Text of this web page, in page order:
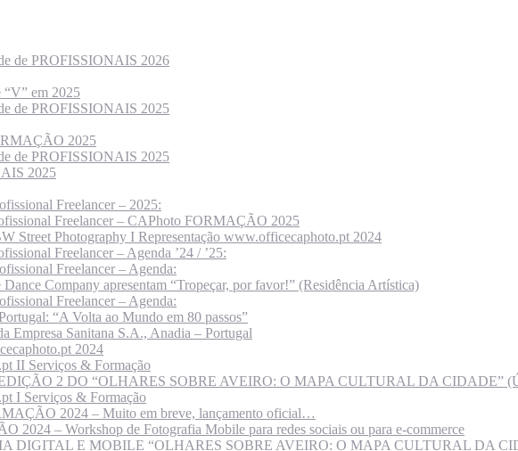
de PROFISSIONAIS 2026
“V” em 2025
de PROFISSIONAIS 2025
2025
de PROFISSIONAIS 2025
2025
Freelancer – 2025:
Freelancer – CAPhoto FORMAÇÃO 2025
Street Photography I Representação www.officecaphoto.pt 2024
Freelancer – Agenda ’24 / ’25:
Freelancer – Agenda:
Company apresentam “Tropeçar, por favor!” (Residência Artística)
Freelancer – Agenda:
“A Volta ao Mundo em 80 passos”
Empresa Sanitana S.A., Anadia – Portugal
2024
II Serviços & Formação
2 DO “OLHARES SOBRE AVEIRO: O MAPA CULTURAL DA CIDADE”
I Serviços & Formação
2024 – Muito em breve, lançamento oficial…
2024 – Workshop de Fotografia Mobile para redes sociais ou para e-commerce
DIGITAL E MOBILE “OLHARES SOBRE AVEIRO: O MAPA CULTURAL DA